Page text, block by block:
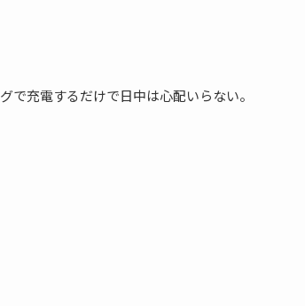
充電するだけで日中は心配いらない。